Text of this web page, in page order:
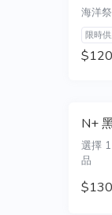
海洋
限時
N+
選擇
品